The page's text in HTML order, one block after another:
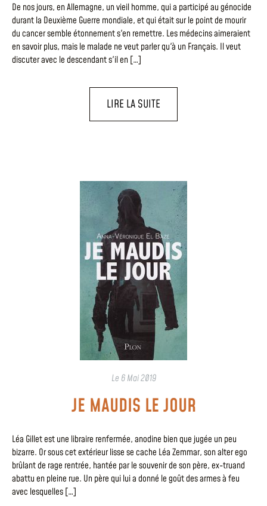
De nos jours, en Allemagne, un vieil homme, qui a participé au génocide
durant la Deuxième Guerre mondiale, et qui était sur le point de mourir
du cancer semble étonnement s'en remettre. Les médecins aimeraient
en savoir plus, mais le malade ne veut parler qu'à un Français. Il veut
discuter avec le descendant s'il en […]
LIRE LA SUITE
Le 6 Mai 2019
JE MAUDIS LE JOUR
Léa Gillet est une libraire renfermée, anodine bien que jugée un peu
bizarre. Or sous cet extérieur lisse se cache Léa Zemmar, son alter ego
brûlant de rage rentrée, hantée par le souvenir de son père, ex-truand
abattu en pleine rue. Un père qui lui a donné le goût des armes à feu
avec lesquelles […]